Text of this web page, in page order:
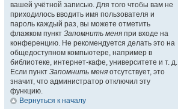
вашей учётной записью. Для того чтобы вам не
приходилось вводить имя пользователя и
пароль каждый раз, вы можете отметить
флажком пункт Запомнить меня при входе на
конференцию. Не рекомендуется делать это на
общедоступном компьютере, например в
библиотеке, интернет-кафе, университете и т. д.
Если пункт Запомнить меня отсутствует, это
значит, что администратор отключил эту
функцию.
Вернуться к началу